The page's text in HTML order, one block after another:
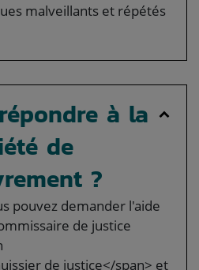
malveillants et répétés
à la
de
?
pouvez demander l'aide
de justice
de justice</span> et